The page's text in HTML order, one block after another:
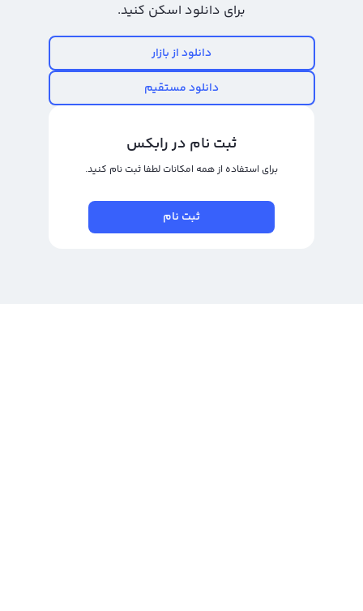
برای دانلود اسکن کنید.
دانلود از بازار
دانلود مستقیم
ثبت نام در رابکس
برای استفاده از همه امکانات لطفا ثبت نام کنید.
ثبت نام